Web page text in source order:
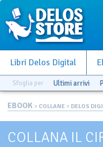
Libri Delos Digital
Sfoglia per Ultimi arrivi
EBOOK > COLLANE > DELOS
COLLANA IL